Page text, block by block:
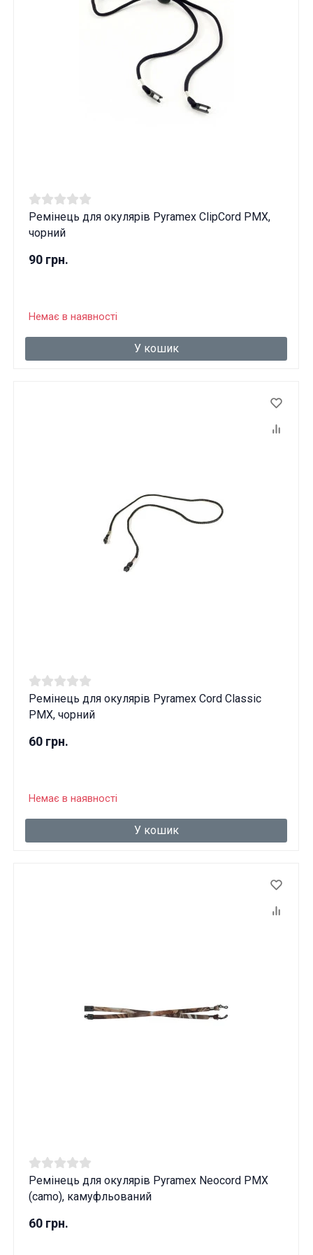
Ремінець для окулярів Pyramex ClipСord PMX,
чорний
90 грн.
Немає в наявності
У кошик
Ремінець для окулярів Pyramex Cord Classic
PMX, чорний
60 грн.
Немає в наявності
У кошик
Ремінець для окулярів Pyramex Neocord PMX
(camo), камуфльований
60 грн.